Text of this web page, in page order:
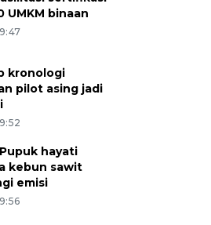
UMKM binaan
kronologi
pilot asing jadi
hayati
kebun sawit
emisi